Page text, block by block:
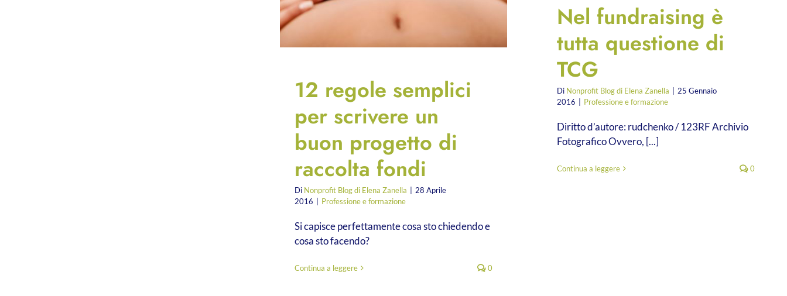
12 regole semplici
per scrivere un
buon progetto di
raccolta fondi
Di Nonprofit Blog di Elena Zanella
28 Aprile
2016
Professione e formazione
Si capisce perfettamente cosa sto chiedendo e
cosa sto facendo?
Continua a leggere 0
Nel fundraising è
tutta questione di
TCG
Di Nonprofit Blog di Elena Zanella
25 Gennaio
2016
Professione e formazione
Diritto d’autore: rudchenko / 123RF Archivio
Fotografico Ovvero, [...]
Continua a leggere 0